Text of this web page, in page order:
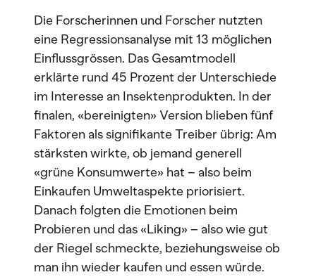
Die Forscherinnen und Forscher nutzten
eine Regressionsanalyse mit 13 möglichen
Einflussgrössen. Das Gesamtmodell
erklärte rund 45 Prozent der Unterschiede
im Interesse an Insektenprodukten. In der
finalen, «bereinigten» Version blieben fünf
Faktoren als signifikante Treiber übrig: Am
stärksten wirkte, ob jemand generell
«grüne Konsumwerte» hat – also beim
Einkaufen Umweltaspekte priorisiert.
Danach folgten die Emotionen beim
Probieren und das «Liking» – also wie gut
der Riegel schmeckte, beziehungsweise ob
man ihn wieder kaufen und essen würde.